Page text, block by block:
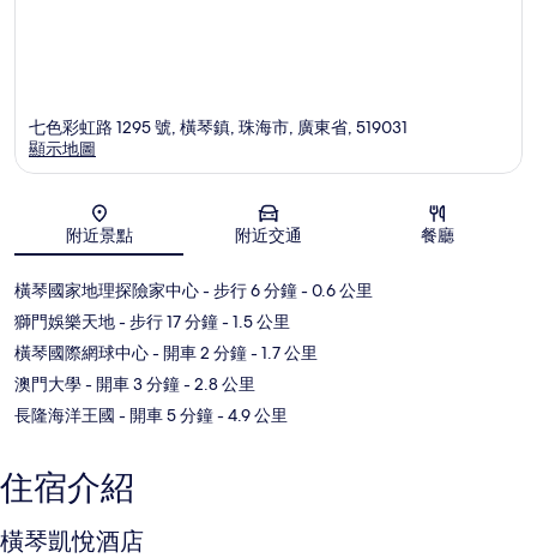
地圖
七色彩虹路 1295 號, 橫琴鎮, 珠海市, 廣東省, 519031
顯示地圖
附近景點 附近交通 餐廳
橫琴國家地理探險家中心- 步行 6 分鐘- 0.6 公里
獅門娛樂天地- 步行 17 分鐘- 1.5 公里
橫琴國際網球中心- 開車 2 分鐘- 1.7 公里
澳門大學- 開車 3 分鐘- 2.8 公里
長隆海洋王國 - 開車 5 分鐘- 4.9 公里
住宿介紹
橫琴凱悅酒店